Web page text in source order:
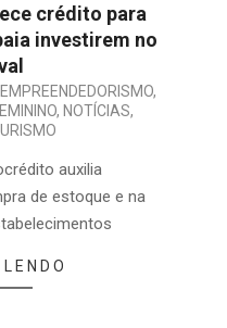
crédito para
investirem no
EMPREENDEDORISMO,
, NOTÍCIAS,
auxilia
de estoque e na